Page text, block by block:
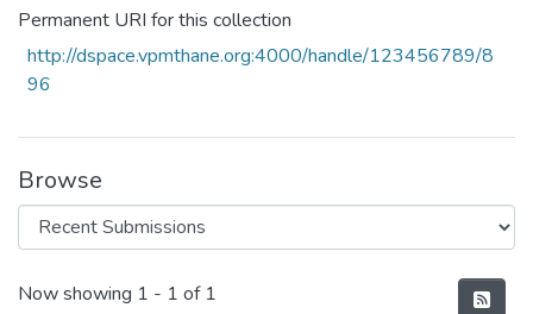
Permanent URI for this collection
http://dspace.vpmthane.org:4000/handle/123456789/8
96
Browse
Recent Submissions
Now showing 1 - 1 of 1